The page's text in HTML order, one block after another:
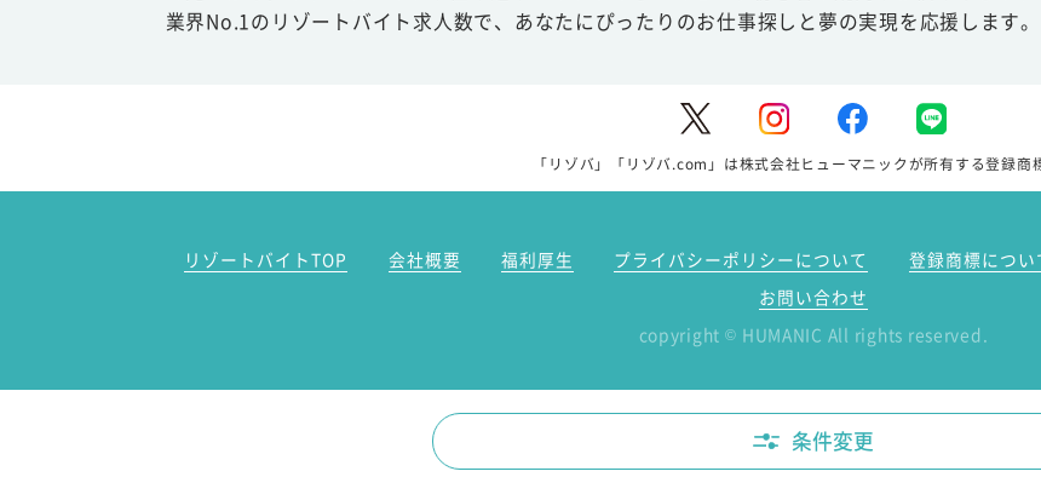
業界No.1のリゾートバイト求人数で、あなたにぴったりのお仕事探しと夢の実現を応援します。
「リゾバ」「リゾバ.com」は株式会社ヒューマニックが所有する登録商
リゾートバイトTOP 会社概要 福利厚生 プライバシーポリシーについて 登録商標につい
お問い合わせ
copyright © HUMANIC All rights reserved.
条件変更